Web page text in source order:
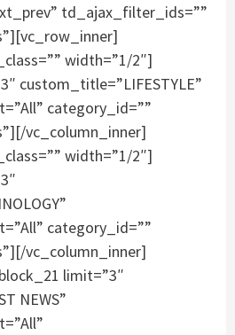
td_ajax_filter_ids=””
width=”1/2″]
custom_title=”LIFESTYLE”
category_id=””
vc_column_inner]
width=”1/2″]
category_id=””
vc_column_inner]
limit=”3″
NEWS”